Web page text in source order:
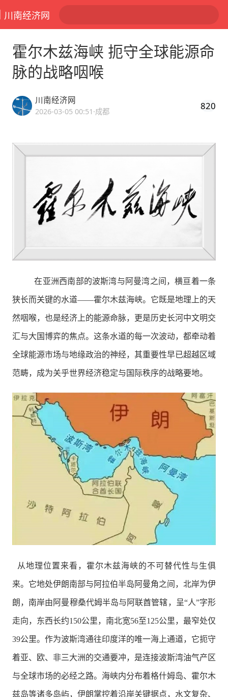
川南经济网
霍尔木兹海峡 扼守全球能源命
脉的战略咽喉
川南经济网
2026-03-05 00:51 ·成都 820
在亚洲西南部的波斯湾与阿曼湾之间，横亘着一条
狭长而关键的水道——霍尔木兹海峡。它既是地理上的天
然咽喉，也是经济上的能源命脉，更是历史长河中文明交
汇与大国博弈的焦点。这条水道的每一次波动，都牵动着
全球能源市场与地缘政治的神经，其重要性早已超越区域
范畴，成为关乎世界经济稳定与国际秩序的战略要地。
从地理位置来看，霍尔木兹海峡的不可替代性与生俱
来。它地处伊朗南部与阿拉伯半岛阿曼角之间，北岸为伊
朗，南岸由阿曼穆桑代姆半岛与阿联酋管辖，呈“人”字形
走向，东西长约150公里，南北宽56至125公里，最窄处仅
39公里。作为波斯湾通往印度洋的唯一海上通道，它扼守
着亚、欧、非三大洲的交通要冲，是连接波斯湾油气产区
与全球市场的必经之路。海峡内分布着格什姆岛、霍尔木
兹岛等诸多岛屿，伊朗掌控着沿岸关键据点，水文复杂、